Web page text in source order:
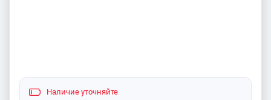
Наличие уточняйте